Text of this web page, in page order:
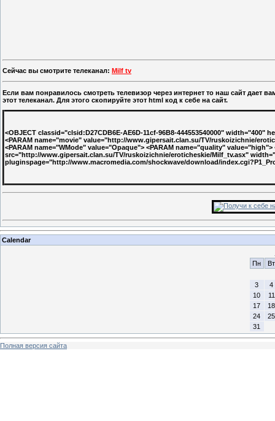
Сейчас вы смотрите телеканал: Milf tv
Если вам понравилось смотреть телевизор через интернет то наш сайт дает
этот телеканал. Для этого скопируйте этот html код к себе на сайт.
<OBJECT classid="clsid:D27CDB6E-AE6D-11cf-96B8-444553540000"
<PARAM name="movie" value="http://www.gipersait.clan.su/TV/ruskoizichnie/
<PARAM name="WMode" value="Opaque"> <PARAM name="quality"
src="http://www.gipersait.clan.su/TV/ruskoizichnie/eroticheskie/Milf_tv.asx"
pluginspage="http://www.macromedia.com/shockwave/download/
Calendar
Пн
Вт
3
4
10
11
17
18
24
25
31
Полная версия сайта